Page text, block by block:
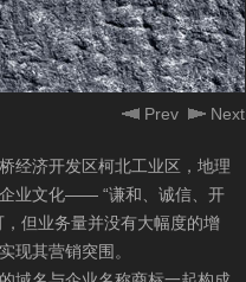
Prev Next
经济开发区柯北工业区，地理
业文化—— “谦和、诚信、开
但业务量并没有大幅度的增
现其营销突围。